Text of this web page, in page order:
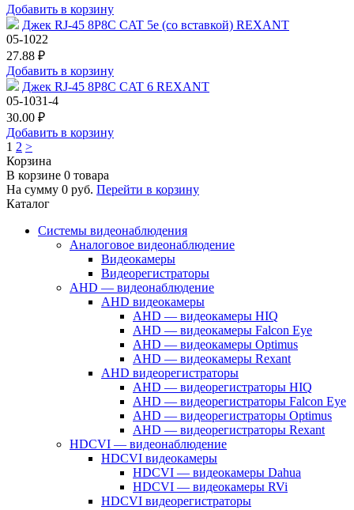
Добавить в корзину
Джек RJ-45 8P8C CAT 5e (со вставкой) REXANT
05-1022
27.88 ₽
Добавить в корзину
Джек RJ-45 8P8C CAT 6 REXANT
05-1031-4
30.00 ₽
Добавить в корзину
1 2 >
Корзина
В корзине 0 товара
На сумму 0 руб. Перейти в корзину
Каталог
Системы видеонаблюдения
Аналоговое видеонаблюдение
Видеокамеры
Видеорегистраторы
AHD — видеонаблюдение
AHD видеокамеры
AHD — видеокамеры HIQ
AHD — видеокамеры Falcon Eye
AHD — видеокамеры Optimus
AHD — видеокамеры Rexant
AHD видеорегистраторы
AHD — видеорегистраторы HIQ
AHD — видеорегистраторы Falcon Eye
AHD — видеорегистраторы Optimus
AHD — видеорегистраторы Rexant
HDCVI — видеонаблюдение
HDCVI видеокамеры
HDCVI — видеокамеры Dahua
HDCVI — видеокамеры RVi
HDCVI видеорегистраторы